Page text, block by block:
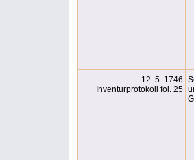
12. 5. 1746
Inventurprotokoll fol. 25